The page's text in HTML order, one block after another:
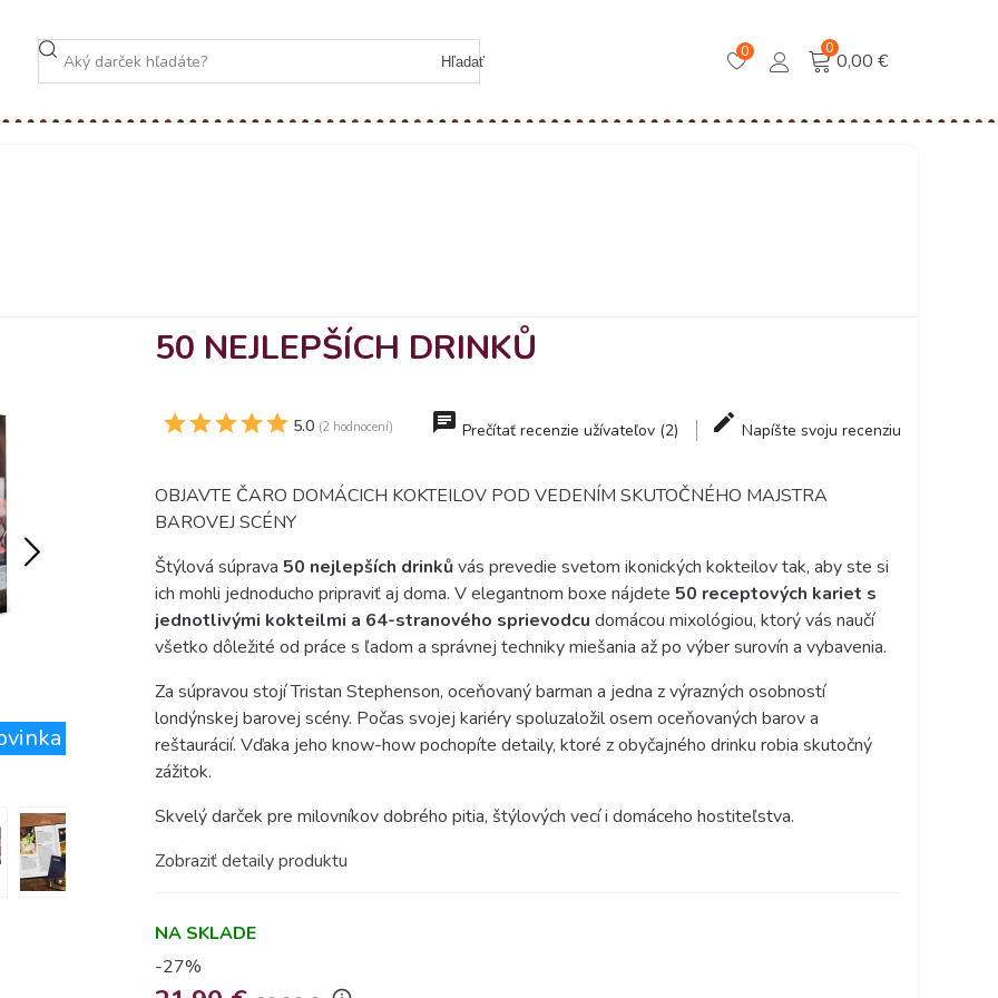
Hľadať
0 0
0,00 €
50 NEJLEPŠÍCH DRINKŮ
5.0 (2 hodnocení) Prečítať recenzie užívateľov (2) Napíšte svoju recenziu
OBJAVTE ČARO DOMÁCICH KOKTEILOV POD VEDENÍM SKUTOČNÉHO MAJSTRA
BAROVEJ SCÉNY
Štýlová súprava 50 nejlepších drinkůvás prevedie svetom ikonických kokteilov tak, aby ste si
ich mohli jednoducho pripraviť aj doma. V elegantnom boxe nájdete 50 receptových kariet s
jednotlivými kokteilmi a 64-stranového sprievodcu domácou mixológiou, ktorý vás naučí
všetko dôležité od práce s ľadom a správnej techniky miešania až po výber surovín a vybavenia.
Za súpravou stojí Tristan Stephenson, oceňovaný barman a jedna z výrazných osobností
londýnskej barovej scény. Počas svojej kariéry spoluzaložil osem oceňovaných barov a
reštaurácií. Vďaka jeho know-how pochopíte detaily, ktoré z obyčajného drinku robia skutočný
zážitok.
Skvelý darček pre milovníkov dobrého pitia, štýlových vecí i domáceho hostiteľstva.
Zobraziť detaily produktu
NA SKLADE
-27%